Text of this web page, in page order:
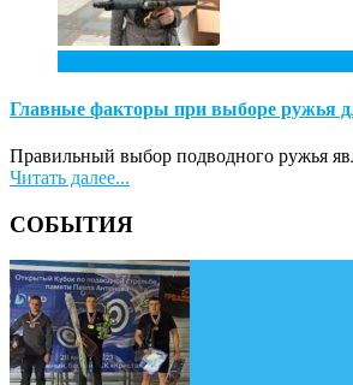
Главные факторы при выборе ружья
Правильный выбор подводного ружья
Читать далее...
СОБЫТИЯ